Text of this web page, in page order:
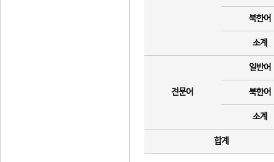
북한어
소계
전문어
일반어
북한어
소계
합계